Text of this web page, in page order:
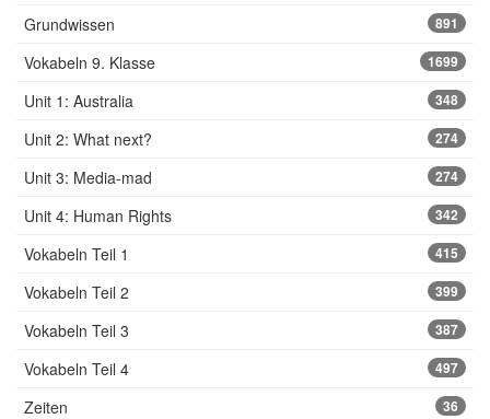
Grundwissen 891
Vokabeln 9. Klasse 1699
Unit 1: Australia 348
Unit 2: What next? 274
Unit 3: Media-mad 274
Unit 4: Human Rights 342
Vokabeln Teil 1 415
Vokabeln Teil 2 399
Vokabeln Teil 3 387
Vokabeln Teil 4 497
Zeiten 36